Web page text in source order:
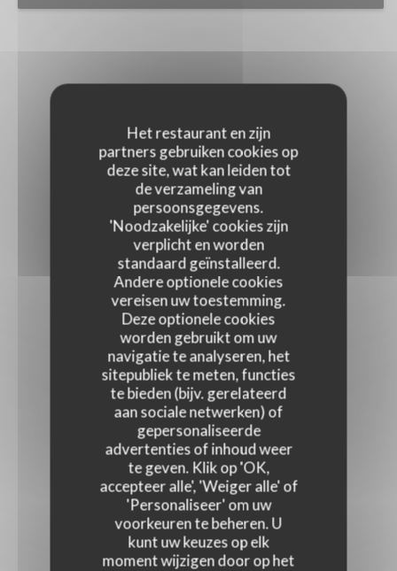
Het restaurant en zijn
partners gebruiken cookies op
deze site, wat kan leiden tot
de verzameling van
persoonsgegevens.
'Noodzakelijke' cookies zijn
verplicht en worden
standaard geïnstalleerd.
Andere optionele cookies
vereisen uw toestemming.
Deze optionele cookies
worden gebruikt om uw
navigatie te analyseren, het
sitepubliek te meten, functies
te bieden (bijv. gerelateerd
aan sociale netwerken) of
gepersonaliseerde
advertenties of inhoud weer
te geven. Klik op 'OK,
accepteer alle', 'Weiger alle' of
'Personaliseer' om uw
voorkeuren te beheren. U
kunt uw keuzes op elk
moment wijzigen door op het